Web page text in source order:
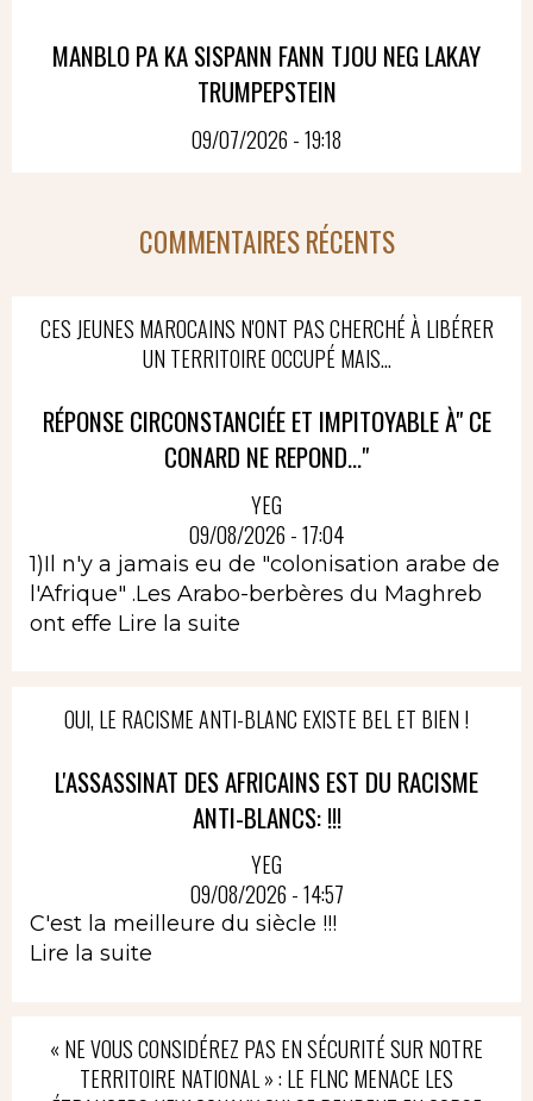
MANBLO PA KA SISPANN FANN TJOU NEG LAKAY
TRUMPEPSTEIN
09/07/2026 - 19:18
COMMENTAIRES RÉCENTS
CES JEUNES MAROCAINS N'ONT PAS CHERCHÉ À LIBÉRER
UN TERRITOIRE OCCUPÉ MAIS...
RÉPONSE CIRCONSTANCIÉE ET IMPITOYABLE À" CE
CONARD NE REPOND..."
YEG
09/08/2026 - 17:04
1)Il n'y a jamais eu de "colonisation arabe de
l'Afrique" .Les Arabo-berbères du Maghreb
ont effe Lire la suite
OUI, LE RACISME ANTI-BLANC EXISTE BEL ET BIEN !
L'ASSASSINAT DES AFRICAINS EST DU RACISME
ANTI-BLANCS: !!!
YEG
09/08/2026 - 14:57
C'est la meilleure du siècle !!!
Lire la suite
« NE VOUS CONSIDÉREZ PAS EN SÉCURITÉ SUR NOTRE
TERRITOIRE NATIONAL » : LE FLNC MENACE LES